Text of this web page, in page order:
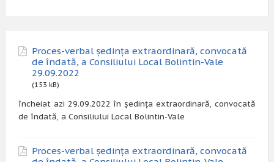
Proces-verbal ședința extraordinară, convocată
de îndată, a Consiliului Local Bolintin-Vale
29.09.2022
(153 kB)
încheiat azi 29.09.2022 în ședința extraordinară, convocată
de îndată, a Consiliului Local Bolintin-Vale
Proces-verbal ședința extraordinară, convocată